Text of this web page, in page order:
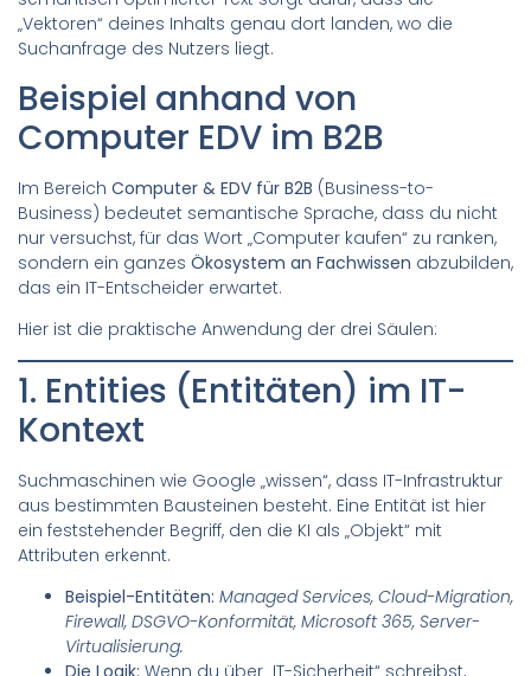
„Vektoren“ deines Inhalts genau dort landen, wo die
Suchanfrage des Nutzers liegt.
Beispiel anhand von
Computer EDV im B2B
Im Bereich Computer & EDV für B2B (Business-to-
Business) bedeutet semantische Sprache, dass du nicht
nur versuchst, für das Wort „Computer kaufen“ zu ranken,
sondern ein ganzes Ökosystem an Fachwissen abzubilden,
das ein IT-Entscheider erwartet.
Hier ist die praktische Anwendung der drei Säulen:
1. Entities (Entitäten) im IT-
Kontext
Suchmaschinen wie Google „wissen“, dass IT-Infrastruktur
aus bestimmten Bausteinen besteht. Eine Entität ist hier
ein feststehender Begriff, den die KI als „Objekt“ mit
Attributen erkennt.
Beispiel-Entitäten: Managed Services, Cloud-Migration,
Firewall, DSGVO-Konformität, Microsoft 365, Server-
Virtualisierung.
Die Logik: Wenn du über „IT-Sicherheit“ schreibst,